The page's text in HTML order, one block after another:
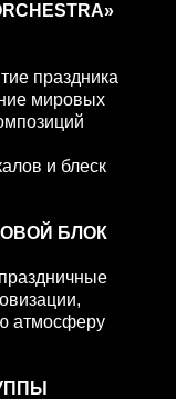
праздника
мировых
и блеск
БЛОК
атмосферу